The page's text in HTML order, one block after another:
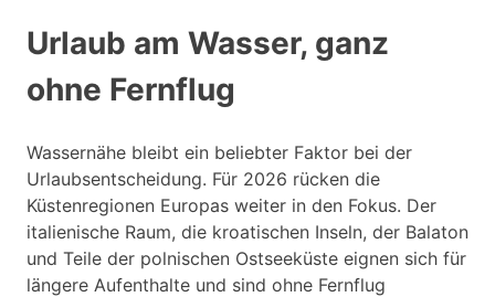
Urlaub am Wasser, ganz
ohne Fernflug
Wassernähe bleibt ein beliebter Faktor bei der
Urlaubsentscheidung. Für 2026 rücken die
Küstenregionen Europas weiter in den Fokus. Der
italienische Raum, die kroatischen Inseln, der Balaton
und Teile der polnischen Ostseeküste eignen sich für
längere Aufenthalte und sind ohne Fernflug